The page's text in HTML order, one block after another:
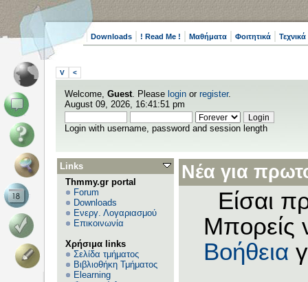
Downloads ! Read Me ! Μαθήματα Φοιτητικά
V <
Welcome, Guest. Please login or register.
August 09, 2026, 16:41:51 pm
Login with username, password and session length
Links
Thmmy.gr portal
Forum
Downloads
Ενεργ. Λογαριασμού
Επικοινωνία
Χρήσιμα links
Σελίδα τμήματος
Βιβλιοθήκη Τμήματος
Elearning
Νέα για
Είσαι
Μπορείς
Βοήθεια